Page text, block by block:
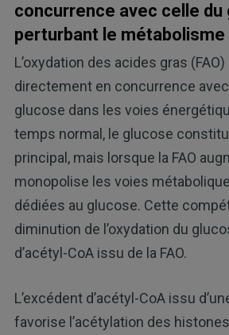
concurrence avec celle du
perturbant le métabolisme
L’oxydation des acides gras
directement en concurrence avec
glucose dans les voies
temps normal, le glucose
principal, mais lorsque la FAO
monopolise les voies
dédiées au glucose. Cette
diminution de l’oxydation du
d’acétyl-CoA issu de la FAO.
L’excédent d’acétyl-CoA issu
favorise l’acétylation des